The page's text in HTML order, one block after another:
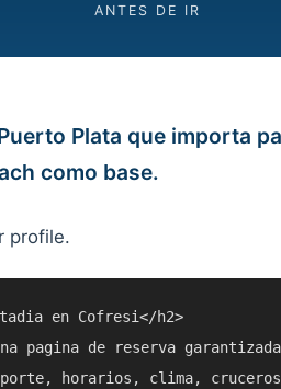
ANTES DE IR
Plata que importa
como base.
profile.
en Cofresi</h2>
pagina de reserva
horarios, clima,